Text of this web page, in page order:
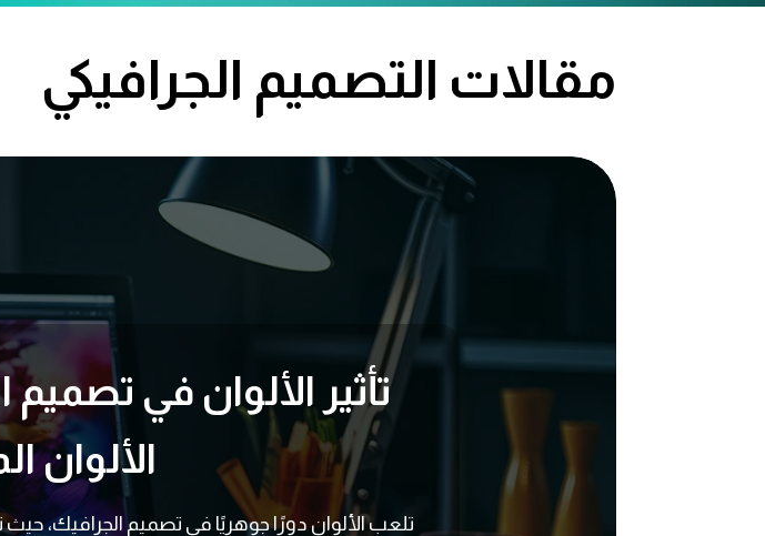
مقالات التصميم الجرافيكي
تأثير الألوان في تصميم
الألوان
تلعب الألوان دورًا جوهريًا في تصميم الجرافيك،